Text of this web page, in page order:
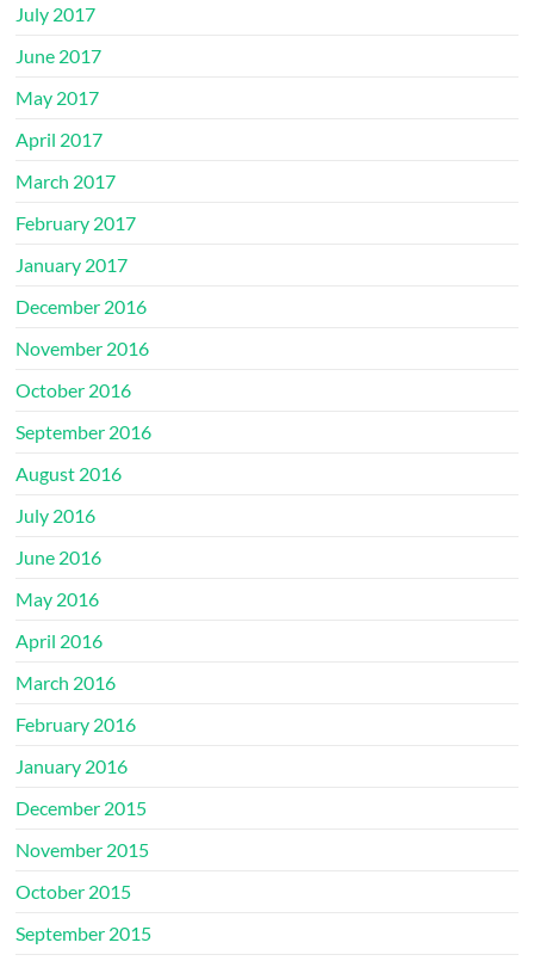
July 2017
June 2017
May 2017
April 2017
March 2017
February 2017
January 2017
December 2016
November 2016
October 2016
September 2016
August 2016
July 2016
June 2016
May 2016
April 2016
March 2016
February 2016
January 2016
December 2015
November 2015
October 2015
September 2015